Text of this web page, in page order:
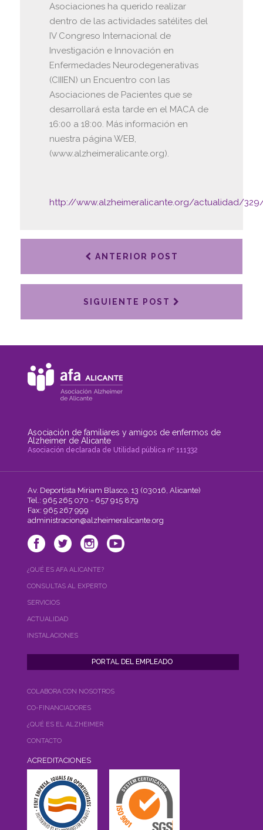
Asociaciones ha querido realizar
dentro de las actividades satélites del
IV Congreso Internacional de
Investigación e Innovación en
Enfermedades Neurodegenerativas
(CIIIEN) un Encuentro con las
Asociaciones de Pacientes que se
desarrollará esta tarde en el MACA de
16:00 a 18:00. Más información en
nuestra página WEB,
(www.alzheimeralicante.org).
http://www.alzheimeralicante.org/actualidad/
ANTERIOR POST
SIGUIENTE POST
Asociación de familiares y amigos de enfermos de
Alzheimer de Alicante
Asociación declarada de Utilidad pública nº 111332
Av. Deportista Miriam Blasco, 13 (03016, Alicante)
Tel.: 965 265 070 - 657 915 879
Fax: 965 267 999
administracion@alzheimeralicante.org
¿QUÉ ES AFA ALICANTE?
CONSULTAS AL EXPERTO
SERVICIOS
ACTUALIDAD
INSTALACIONES
COLABORA CON NOSOTROS
CO-FINANCIADORES
¿QUÉ ES EL ALZHEIMER
CONTACTO
ACREDITACIONES